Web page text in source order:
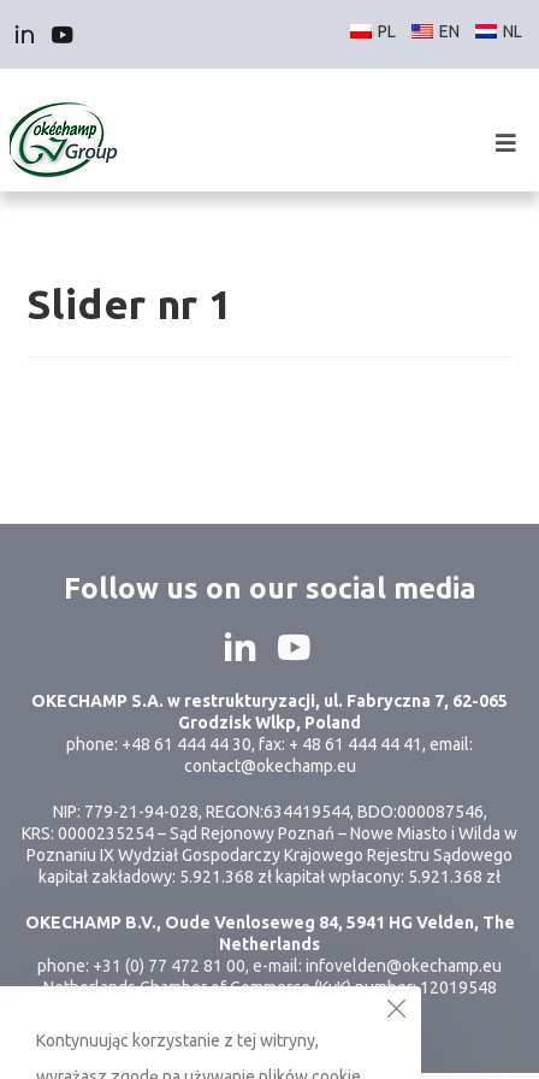
Slider nr 1
Follow us on our social media
OKECHAMP S.A. w restrukturyzacji, ul. Fabryczna 7, 62-065
Grodzisk Wlkp, Poland
phone: +48 61 444 44 30, fax: + 48 61 444 44 41, email:
contact@okechamp.eu
NIP: 779-21-94-028, REGON:634419544, BDO:000087546,
KRS: 0000235254 – Sąd Rejonowy Poznań – Nowe Miasto i Wilda w
Poznaniu IX Wydział Gospodarczy Krajowego Rejestru Sądowego
kapitał zakładowy: 5.921.368 zł kapitał wpłacony: 5.921.368 zł
OKECHAMP B.V., Oude Venloseweg 84, 5941 HG Velden, The
Netherlands
phone: +31 (0) 77 472 81 00, e-mail: infovelden@okechamp.eu
Netherlands Chamber of Commerce (KvK) number: 12019548
Kontynuując korzystanie z tej witryny,